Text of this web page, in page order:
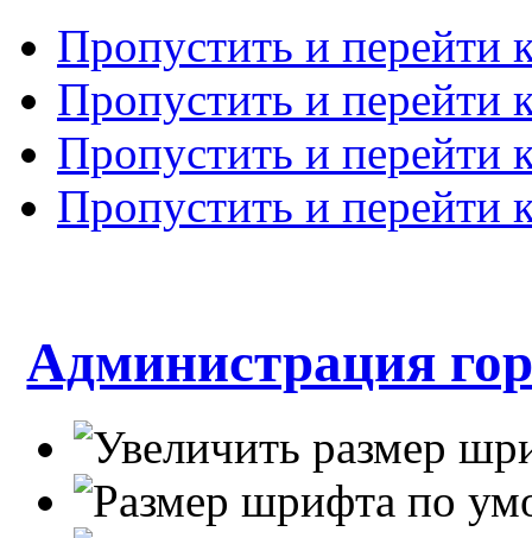
Пропустить и перейти
Пропустить и перейти
Пропустить и перейти
Пропустить и перейти
Администрация